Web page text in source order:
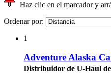
Haz clic en el marcador y
Ordenar por:
1
Adventure Alaska
Distribuidor de U-Haul